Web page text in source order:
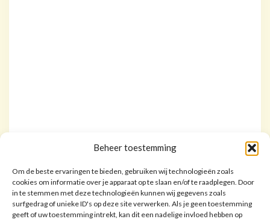
Beheer toestemming
Om de beste ervaringen te bieden, gebruiken wij technologieën zoals
cookies om informatie over je apparaat op te slaan en/of te raadplegen. Door
in te stemmen met deze technologieën kunnen wij gegevens zoals
surfgedrag of unieke ID's op deze site verwerken. Als je geen toestemming
geeft of uw toestemming intrekt, kan dit een nadelige invloed hebben op